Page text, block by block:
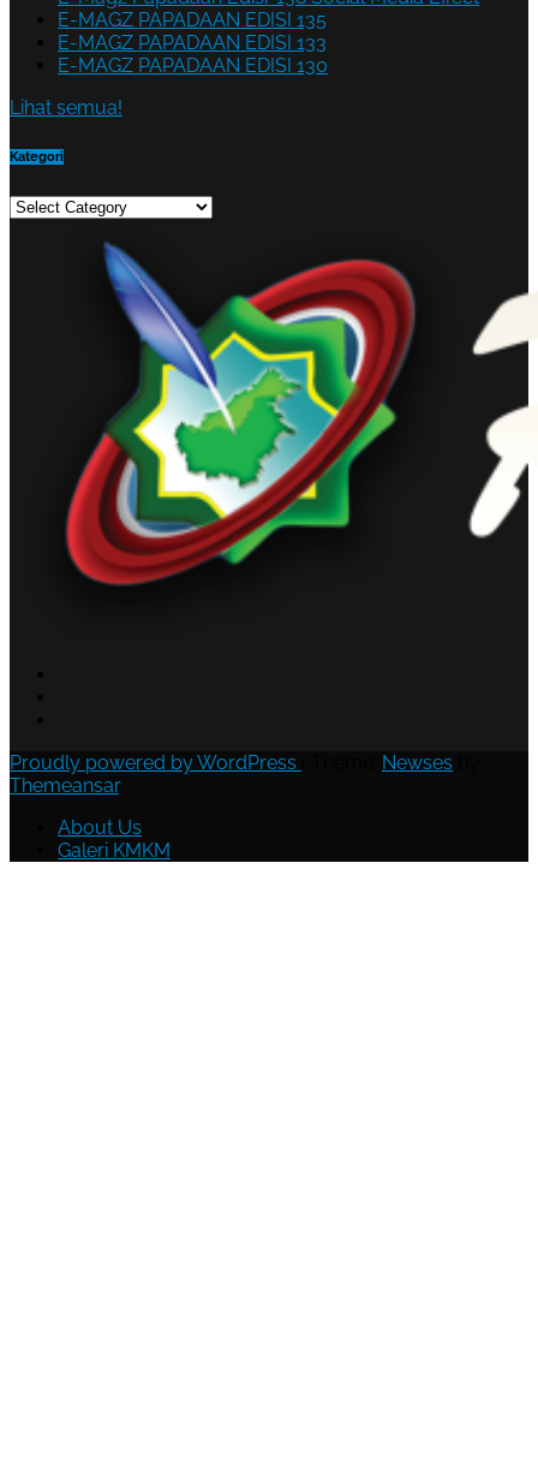
E-MAGZ PAPADAAN EDISI 135
E-MAGZ PAPADAAN EDISI 133
E-MAGZ PAPADAAN EDISI 130
Lihat semua!
Kategori
Kategori
Proudly powered by WordPress Newses
Themeansar.
About Us
Galeri KMKM